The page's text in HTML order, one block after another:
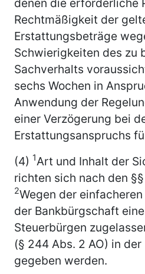
Rechtmäßigkeit der
Erstattungsbeträge
Schwierigkeiten des zu
Sachverhalts
sechs Wochen in
Anwendung der
einer Verzögerung bei
Erstattungsanspruchs
(4) 1Art und Inhalt der
richten sich nach den
2Wegen der
der Bankbürgschaft
Steuerbürgen
(§ 244 Abs. 2 AO) in
gegeben werden.